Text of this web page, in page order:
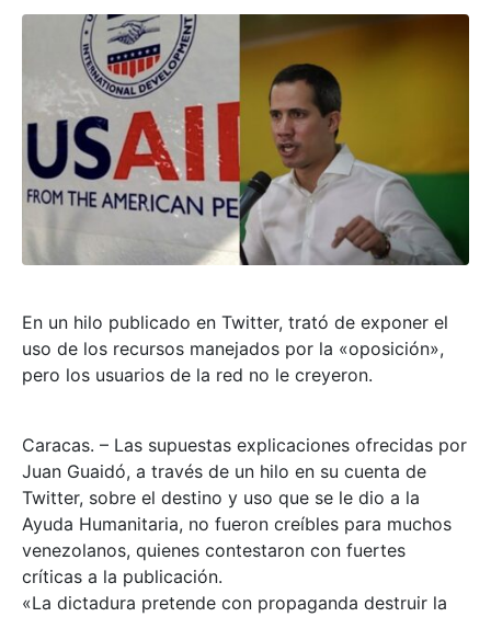
En un hilo publicado en Twitter, trató de exponer el
uso de los recursos manejados por la «oposición»,
pero los usuarios de la red no le creyeron.
Caracas. – Las supuestas explicaciones ofrecidas por
Juan Guaidó, a través de un hilo en su cuenta de
Twitter, sobre el destino y uso que se le dio a la
Ayuda Humanitaria, no fueron creíbles para muchos
venezolanos, quienes contestaron con fuertes
críticas a la publicación.
«La dictadura pretende con propaganda destruir la